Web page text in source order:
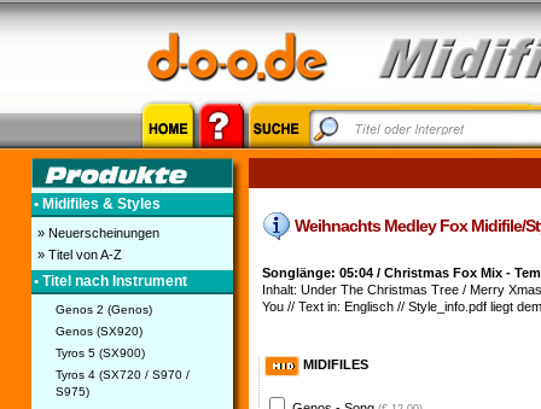
• Midifiles & Styles
» Neuerscheinungen
» Titel von A-Z
• Titel nach Instrument
Genos 2 (Genos)
Genos (SX920)
Tyros 5 (SX900)
Tyros 4 (SX720 / S970 /
S975)
Weihnachts Medley Fox Midifile/
Songlänge: 05:04 / Christmas Fox Mix -
Inhalt: Under The Christmas Tree / Merry
You // Text in: Englisch // Style_info.pdf liegt
MIDIFILES